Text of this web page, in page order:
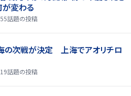
が変わる
話題の投稿
海の次戦が決定 上海でアオリチロ
話題の投稿